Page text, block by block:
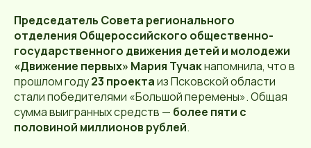
Председатель Совета регионального
отделения Общероссийского общественно-
государственного движения детей и молодежи
«Движение первых» Мария Тучакнапомнила, что в
прошлом году23 проектаиз Псковской области
стали победителями «Большой перемены». Общая
сумма выигранных средств — более пяти с
половиной миллионов рублей.